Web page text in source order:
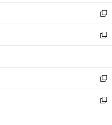
開
く
ウ
で
開
く
ン
ド
ウ
で
開
ウ
ィ
ン
ド
ウ
開
く
し
い
ウ
ィ
ン
ウ
で
開
く
新
し
い
ウ
ン
ド
ウ
で
新
し
ウ
ィ
ン
ド
新
し
い
新